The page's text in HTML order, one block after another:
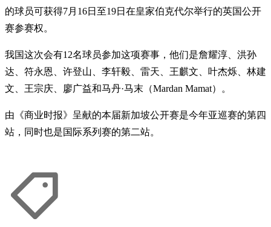
的球员可获得7月16日至19日在皇家伯克代尔举行的英国公开
赛参赛权。
我国这次会有12名球员参加这项赛事，他们是詹耀淳、洪孙
达、符永恩、许登山、李轩毅、雷天、王麒文、叶杰烁、林建
文、王宗庆、廖广益和马丹·马末（Mardan Mamat）。
由《商业时报》呈献的本届新加坡公开赛是今年亚巡赛的第四
站，同时也是国际系列赛的第二站。